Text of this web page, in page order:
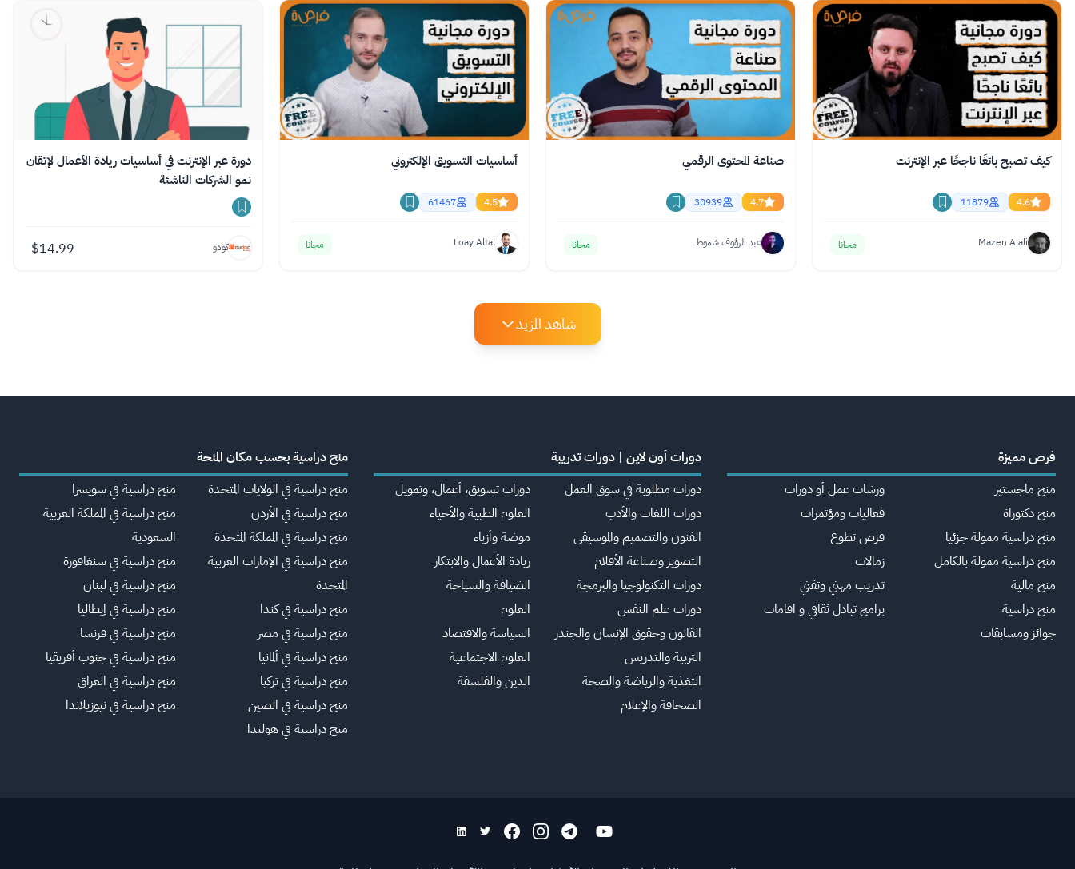
كيف تصبح بائعًا ناجحًا عبر الإنترنت
4.6
11879
Mazen Alali مجانا
صناعة المحتوى الرقمي
4.7
30939
عبد الرؤوف شموط مجانا
أساسيات التسويق الإلكتروني
4.5
61467
Loay Altal مجانا
دورة عبر الإنترنت في أساسيات ريادة الأعمال لإتقان
نمو الشركات الناشئة
كودو $14.99
شاهد المزيد
فرص مميزة
منح ماجستير
منح دكتوراة
منح دراسية ممولة جزئيا
منح دراسية ممولة بالكامل
منح مالية
منح دراسية
جوائز ومسابقات
ورشات عمل أو دورات
فعاليات ومؤتمرات
فرص تطوع
زمالات
تدريب مهني وتقني
برامج تبادل ثقافي و اقامات
دورات أون لاين | دورات تدريبة
دورات مطلوبة في سوق العمل
دورات اللغات والأدب
الفنون والتصميم والموسيقى
التصوير وصناعة الأفلام
دورات التكنولوجيا والبرمجة
دورات علم النفس
القانون وحقوق الإنسان والجندر
التربية والتدريس
التغذية والرياضة والصحة
الصحافة والإعلام
دورات تسويق، أعمال، وتمويل
العلوم الطبية والأحياء
موضة وأزياء
ريادة الأعمال والابتكار
الضيافة والسياحة
العلوم
السياسة والاقتصاد
العلوم الاجتماعية
الدين والفلسفة
منح دراسية بحسب مكان المنحة
منح دراسية في الولايات المتحدة
منح دراسية في الأردن
منح دراسية في المملكة المتحدة
منح دراسية في الإمارات العربية
المتحدة
منح دراسية في كندا
منح دراسية في مصر
منح دراسية في ألمانيا
منح دراسية في تركيا
منح دراسية في الصين
منح دراسية في هولندا
منح دراسية في سويسرا
منح دراسية في المملكة العربية
السعودية
منح دراسية في سنغافورة
منح دراسية في لبنان
منح دراسية في إيطاليا
منح دراسية في فرنسا
منح دراسية في جنوب أفريقيا
منح دراسية في العراق
منح دراسية في نيوزيلاندا